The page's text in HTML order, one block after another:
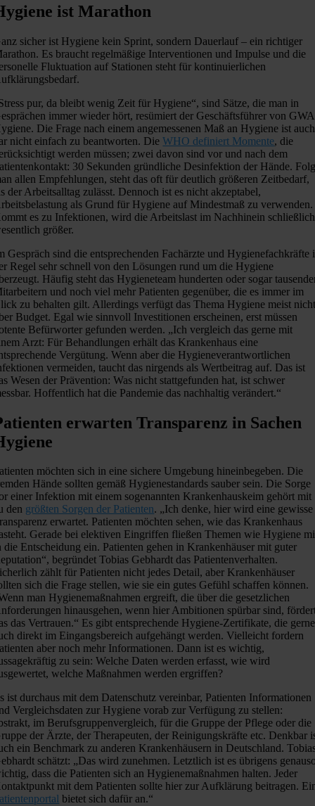
ist Marathon
sicher ist Hygiene kein Sprint, sondern Dauerlauf – ein richtiger
Es braucht regelmäßige Interventionen und Impulse und die
Fluktuation auf Stationen steht für kontinuierlichen
pur, da bleibt wenig Zeit für Hygiene“, sind Sätze, die man in
immer wieder hört, resümiert der Geschäftsführer von GWA
Die Frage nach einem angemessenen Maß an Hygiene ist auch
nicht einfach zu beantworten. DieWHO definiert Momente, die
werden müssen; zwei davon sind vor und nach dem
30 Sekunden gründliche Desinfektion der Hände.
allen Empfehlungen, steht das oft für deutlich größeren Zeitbedarf,
der Arbeitsalltag zulässt. Dennoch ist es nicht akzeptabel,
als Grund für Hygiene auf Mindestmaß zu verwenden.
es zu Infektionen, wird die Arbeitslast im Nachhinein schließlich
größer.
Gespräch sind die entsprechenden Fachärzte und Hygienefachkräfte
Regel sehr schnell von den Lösungen rund um die Hygiene
Häufig steht das Hygieneteam hunderten oder sogar
und noch viel mehr Patienten gegenüber, die es immer im
zu behalten gilt. Allerdings verfügt das Thema Hygiene meist
Budget. Egal wie sinnvoll Investitionen erscheinen, erst müssen
Befürworter gefunden werden. „Ich vergleich das gerne mit
Arzt: Für Behandlungen erhält das Krankenhaus eine
Vergütung. Wenn aber die Hygieneverantwortlichen
vermeiden, taucht das nirgends als Wertbeitrag auf. Das ist
Wesen der Prävention: Was nicht stattgefunden hat, ist schwer
Hoffentlich hat die Pandemie das nachhaltig verändert.“
erwarten Transparenz in Sachen
möchten sich in eine sichere Umgebung hineinbegeben. Die
Hände sollten gemäß Hygienestandards sauber sein. Die Sorge
einer Infektion mit einem sogenannten Krankenhauskeim gehört mit
den größten Sorgen der Patienten. „Ich denke, hier wird eine gewisse
erwartet. Patienten möchten sehen, wie das Krankenhaus
Gerade bei elektiven Eingriffen fließen Themen wie Hygiene
die Entscheidung ein. Patienten gehen in Krankenhäuser mit guter
begründet Tobias Gebhardt das Patientenverhalten.
zählt für Patienten nicht jedes Detail, aber Krankenhäuser
sich die Frage stellen, wie sie ein gutes Gefühl schaffen können.
man Hygienemaßnahmen ergreift, die über die gesetzlichen
hinausgehen, wenn hier Ambitionen spürbar sind,
das Vertrauen.“ Es gibt entsprechende Hygiene-Zertifikate, die gerne
direkt im Eingangsbereich aufgehängt werden. Vielleicht fordern
aber noch mehr Informationen. Dann ist es wichtig,
zu sein: Welche Daten werden erfasst, wie wird
welche Maßnahmen werden ergriffen?
ist durchaus mit dem Datenschutz vereinbar, Patienten Informationen
Vergleichsdaten zur Hygiene vorab zur Verfügung zu stellen:
im Berufsgruppenvergleich, für die Gruppe der Pflege oder die
der Ärzte, der Therapeuten, der Reinigungskräfte etc. Denkbar
ein Benchmark zu anderen Krankenhäusern in Deutschland.
schätzt: „Das wird zunehmen. Letztlich ist es übrigens
dass die Patienten sich an Hygienemaßnahmen halten. Jeder
mit dem Patienten sollte hier zur Aufklärung beitragen.
bietet sich dafür an.“